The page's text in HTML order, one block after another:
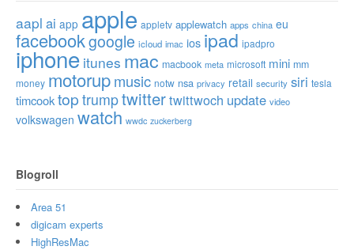
aapl ai app apple appletv applewatch apps china eu
facebookgoogle icloud imac ios ipad ipadpro
iphone itunes mac macbook meta microsoft mini mm
money motorupmusic notw nsa privacy retail security siri tesla
timcooktop trumptwittertwittwoch update video
volkswagen watch wwdc zuckerberg
Blogroll
Area 51
digicam experts
HighResMac